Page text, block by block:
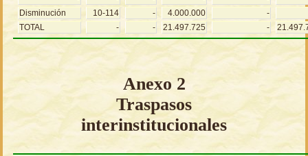
Disminución
10-114 - 4.000.000
-
TOTAL
- - 21.497.725 -
Anexo 2
Traspasos
interinstitucionales